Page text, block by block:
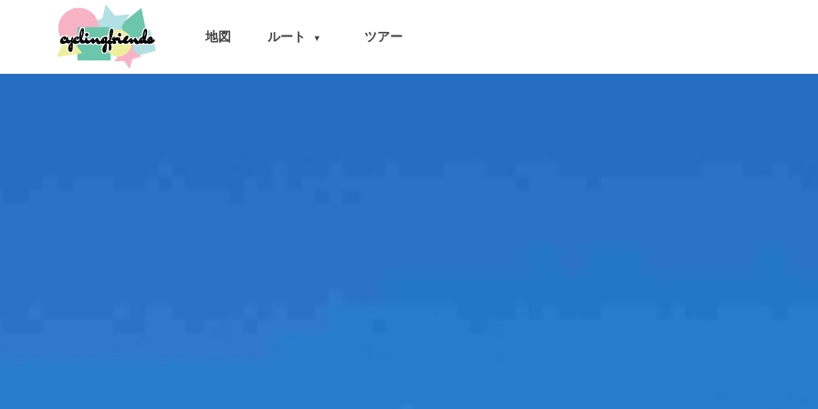
cyclingfriends 地図 ルート ▾ ツアー